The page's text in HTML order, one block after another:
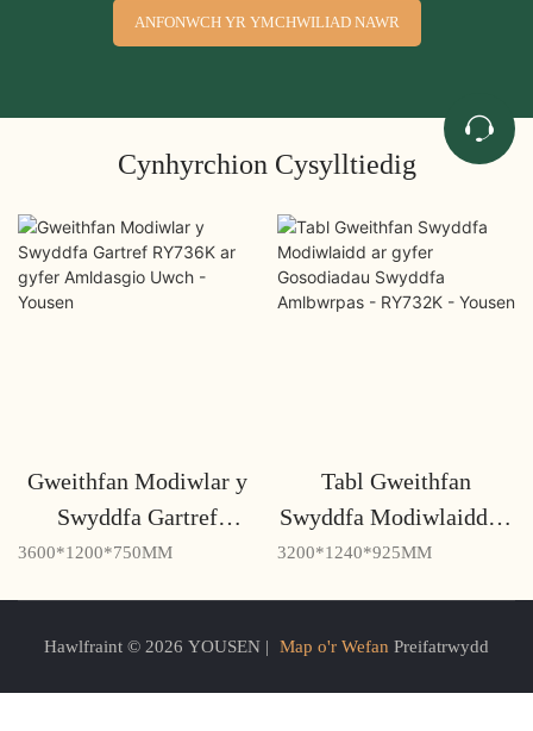
ANFONWCH YR YMCHWILIAD NAWR
Cynhyrchion Cysylltiedig
Gweithfan Modiwlar y
Swyddfa Gartref
RY736K ar gyfer
3600*1200*750MM
Tabl Gweithfan
Swyddfa Modiwlaidd ar
gyfer Gosodiadau
3200*1240*925MM
Hawlfraint © 2026 YOUSEN | Map o'r Wefan Preifatrwydd